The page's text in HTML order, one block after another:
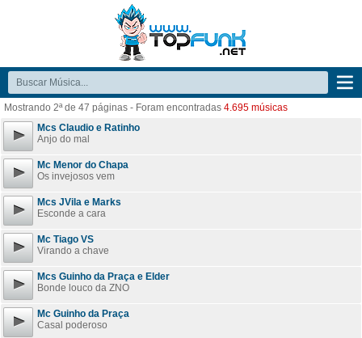
Mostrando 2ª de 47 páginas - Foram encontradas 4.695 músicas
Mcs Claudio e Ratinho
Anjo do mal
Mc Menor do Chapa
Os invejosos vem
Mcs JVila e Marks
Esconde a cara
Mc Tiago VS
Virando a chave
Mcs Guinho da Praça e Elder
Bonde louco da ZNO
Mc Guinho da Praça
Casal poderoso